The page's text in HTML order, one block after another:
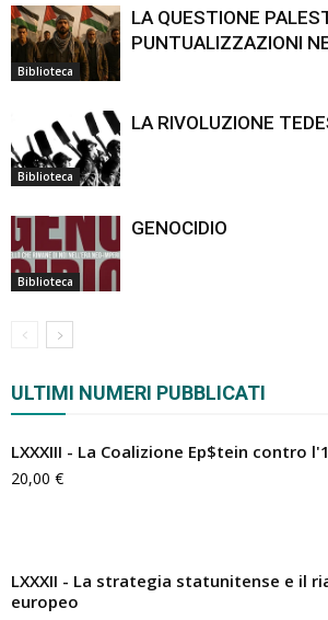
Biblioteca
LA QUESTIONE
PUNTUALIZZAZIONI
Biblioteca
LA RIVOLUZIONE
Biblioteca
GENOCIDIO
ULTIMI NUMERI PUBBLICATI
LXXXIII - La Coalizione Ep$tein contro
20,00 €
LXXXII - La strategia statunitense e il
europeo